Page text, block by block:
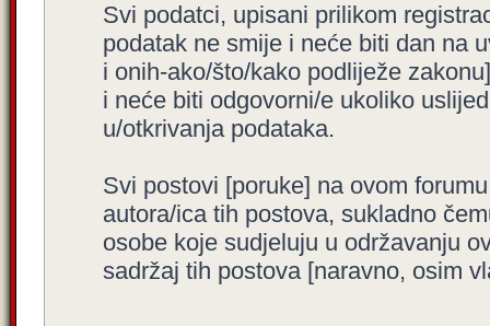
Svi podatci, upisani prilikom
podatak ne smije i neće biti dan na
i onih-ako/što/kako podliježe
i neće biti odgovorni/e ukoliko
u/otkrivanja podataka.
Svi postovi [poruke] na ovom
autora/ica tih postova, sukladno
osobe koje sudjeluju u održavanju
sadržaj tih postova [naravno, osim